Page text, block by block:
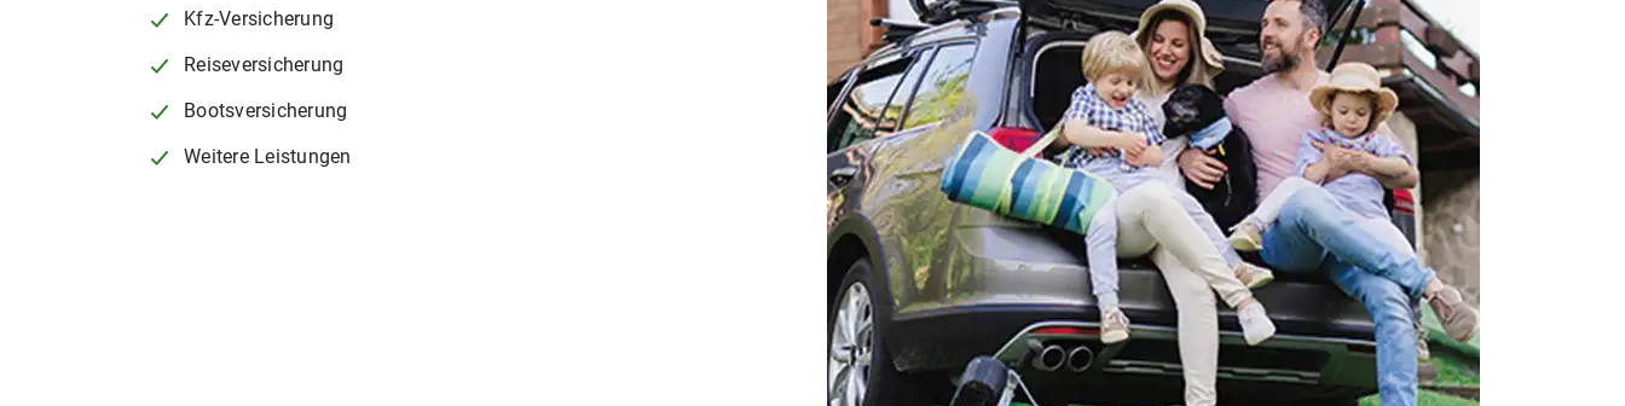
Kfz-Versicherung
Reiseversicherung
Bootsversicherung
Weitere Leistungen